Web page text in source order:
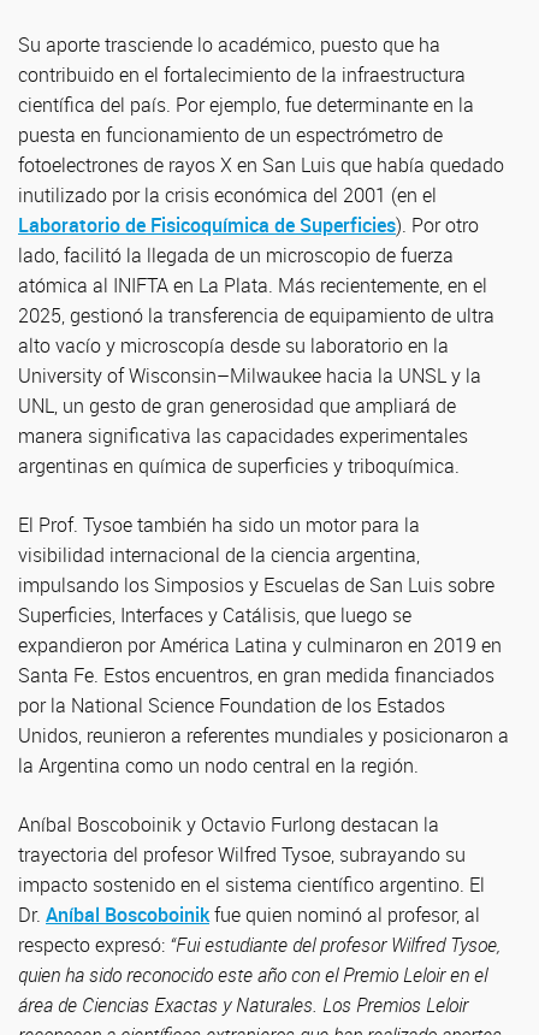
Su aporte trasciende lo académico, puesto que ha
contribuido en el fortalecimiento de la infraestructura
científica del país. Por ejemplo, fue determinante en la
puesta en funcionamiento de un espectrómetro de
fotoelectrones de rayos X en San Luis que había quedado
inutilizado por la crisis económica del 2001 (en el
Laboratorio de Fisicoquímica de Superficies). Por otro
lado, facilitó la llegada de un microscopio de fuerza
atómica al INIFTA en La Plata. Más recientemente, en el
2025, gestionó la transferencia de equipamiento de ultra
alto vacío y microscopía desde su laboratorio en la
University of Wisconsin–Milwaukee hacia la UNSL y la
UNL, un gesto de gran generosidad que ampliará de
manera significativa las capacidades experimentales
argentinas en química de superficies y triboquímica.
El Prof. Tysoe también ha sido un motor para la
visibilidad internacional de la ciencia argentina,
impulsando los Simposios y Escuelas de San Luis sobre
Superficies, Interfaces y Catálisis, que luego se
expandieron por América Latina y culminaron en 2019 en
Santa Fe. Estos encuentros, en gran medida financiados
por la National Science Foundation de los Estados
Unidos, reunieron a referentes mundiales y posicionaron a
la Argentina como un nodo central en la región.
Aníbal Boscoboinik y Octavio Furlong destacan la
trayectoria del profesor Wilfred Tysoe, subrayando su
impacto sostenido en el sistema científico argentino. El
Dr. Aníbal Boscoboinikfue quien nominó al profesor, al
respecto expresó: “Fui estudiante del profesor Wilfred Tysoe,
quien ha sido reconocido este año con el Premio Leloir en el
área de Ciencias Exactas y Naturales. Los Premios Leloir